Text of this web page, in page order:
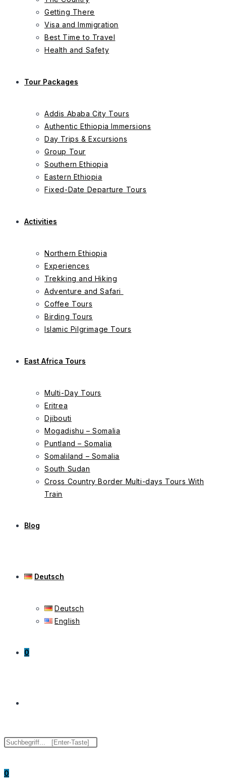
Getting There
Visa and Immigration
Best Time to Travel
Health and Safety
Tour Packages
Addis Ababa City Tours
Authentic Ethiopia Immersions
Day Trips & Excursions
Group Tour
Southern Ethiopia
Eastern Ethiopia
Fixed-Date Departure Tours
Activities
Northern Ethiopia
Experiences
Trekking and Hiking
Adventure and Safari
Coffee Tours
Birding Tours
Islamic Pilgrimage Tours
East Africa Tours
Multi-Day Tours
Eritrea
Djibouti
Mogadishu – Somalia
Puntland – Somalia
Somaliland – Somalia
South Sudan
Cross Country Border Multi-days Tours With
Train
Blog
Deutsch
Deutsch
English
0
Diese
0